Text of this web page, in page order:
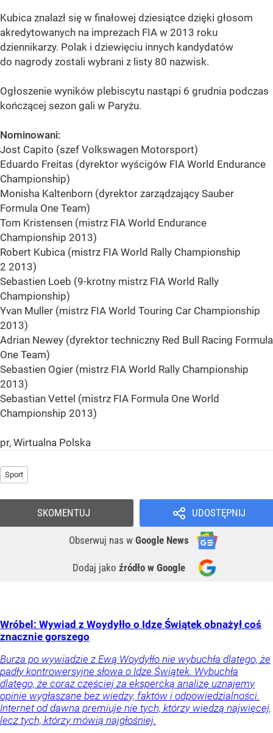
Kubica znalazł się w finałowej dziesiątce dzięki głosom
akredytowanych na imprezach FIA w 2013 roku
dziennikarzy. Polak i dziewięciu innych kandydatów
do nagrody zostali wybrani z listy 80 nazwisk.
Ogłoszenie wyników plebiscytu nastąpi 6 grudnia podczas
kończącej sezon gali w Paryżu.
Nominowani:
Jost Capito (szef Volkswagen Motorsport)
Eduardo Freitas (dyrektor wyścigów FIA World Endurance
Championship)
Monisha Kaltenborn (dyrektor zarządzający Sauber
Formula One Team)
Tom Kristensen (mistrz FIA World Endurance
Championship 2013)
Robert Kubica (mistrz FIA World Rally Championship
2 2013)
Sebastien Loeb (9-krotny mistrz FIA World Rally
Championship)
Yvan Muller (mistrz FIA World Touring Car Championship
2013)
Adrian Newey (dyrektor techniczny Red Bull Racing Formula
One Team)
Sebastien Ogier (mistrz FIA World Rally Championship
2013)
Sebastian Vettel (mistrz FIA Formula One World
Championship 2013)
pr, Wirtualna Polska
Sport
UDOSTĘPNIJ
Obserwuj nas w Google News
Dodaj jako źródło w Google
SKOMENTUJ
Wróbel: Wywiad z Woydyłło o Idze Świątek obnażył coś
znacznie gorszego
Burza po wywiadzie z Ewą Woydyłło nie wybuchła dlatego, że
padły kontrowersyjne słowa o Idze Świątek. Wybuchła
dlatego, że coraz częściej za ekspercką analizę uznajemy
opinie wygłaszane bez wiedzy, faktów i odpowiedzialności.
Internet od dawna premiuje nie tych, którzy wiedzą najwięcej,
lecz tych, którzy mówią najgłośniej.